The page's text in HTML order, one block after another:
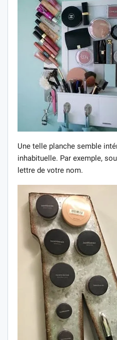
Une telle planche semble
inhabituelle. Par exemple,
lettre de votre nom.